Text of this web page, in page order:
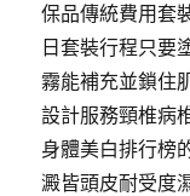
保品傳統費用套
日套裝行程只要
霧能補充並鎖住
設計服務頸椎病
身體美白排行榜
澱皆頭皮耐受度